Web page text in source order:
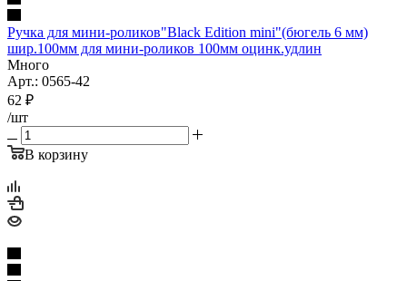
Ручка для мини-роликов"Black Edition mini"(бюгель 6 мм)
шир.100мм для мини-роликов 100мм оцинк.удлин
Много
Арт.: 0565-42
62 ₽
/шт
В корзину